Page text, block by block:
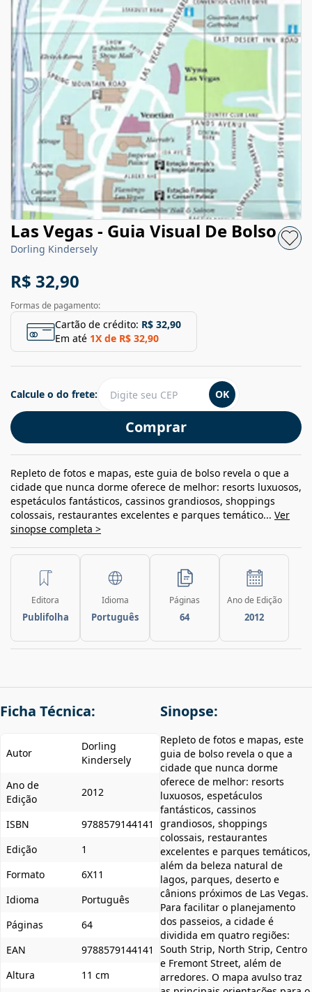
Las Vegas - Guia Visual De Bolso
Dorling Kindersely
R$ 32,90
Formas de pagamento:
Cartão de crédito: R$ 32,90
Em até 1X de R$ 32,90
Comprar
Calcule o do frete: OK
Repleto de fotos e mapas, este guia de bolso revela o que a
cidade que nunca dorme oferece de melhor: resorts luxuosos,
espetáculos fantásticos, cassinos grandiosos, shoppings
colossais, restaurantes excelentes e parques temático... Ver
sinopse completa >
Editora
Publifolha
Idioma
Português
Páginas
64
Ano de Edição
2012
Ficha Técnica:
Autor
Dorling
Kindersely
Ano de
Edição
2012
ISBN
9788579144141
Edição
1
Formato
6X11
Idioma
Português
Páginas
64
EAN
9788579144141
Altura
11 cm
Sinopse:
Repleto de fotos e mapas, este
guia de bolso revela o que a
cidade que nunca dorme
oferece de melhor: resorts
luxuosos, espetáculos
fantásticos, cassinos
grandiosos, shoppings
colossais, restaurantes
excelentes e parques temáticos,
além da beleza natural de
lagos, parques, deserto e
cânions próximos de Las Vegas.
Para facilitar o planejamento
dos passeios, a cidade é
dividida em quatro regiões:
South Strip, North Strip, Centro
e Fremont Street, além de
arredores. O mapa avulso traz